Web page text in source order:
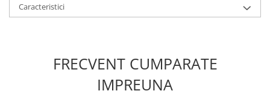
Caracteristici
FRECVENT CUMPARATE
IMPREUNA